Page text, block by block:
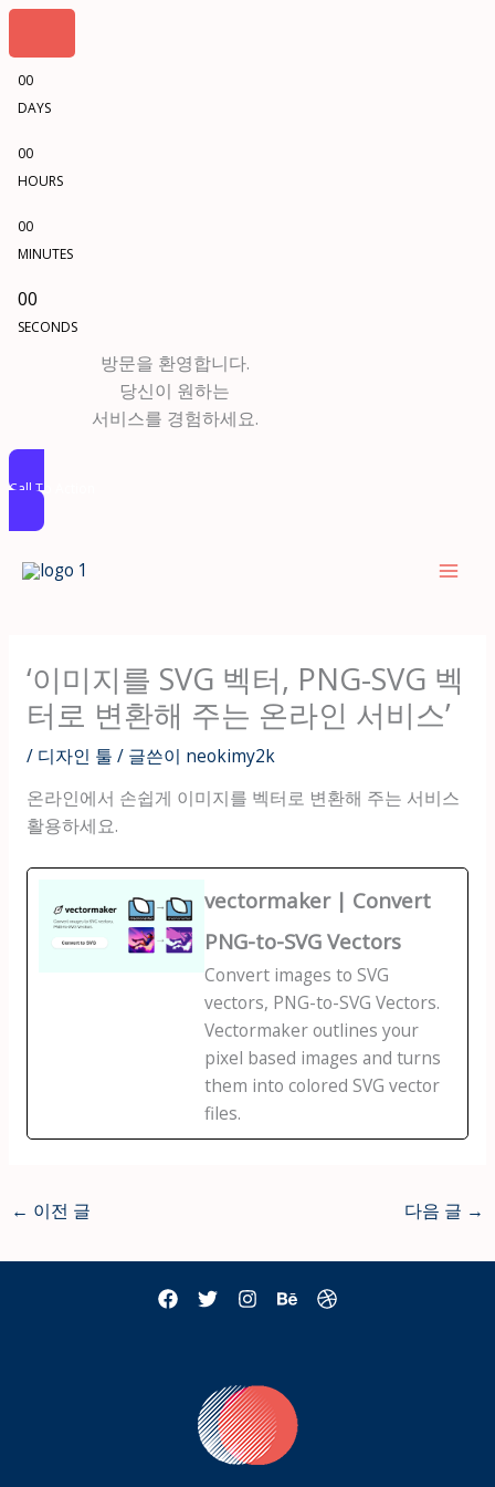
00
DAYS
00
HOURS
00
MINUTES
00
SECONDS
방문을 환영합니다.
당신이 원하는
서비스를 경험하세요.
Call To Action
‘이미지를 SVG 벡터, PNG-SVG 벡
터로 변환해 주는 온라인 서비스’
/ 디자인 툴 / 글쓴이 neokimy2k
온라인에서 손쉽게 이미지를 벡터로 변환해 주는 서비스
활용하세요.
vectormaker | Convert
PNG-to-SVG Vectors
Convert images to SVG
vectors, PNG-to-SVG Vectors.
Vectormaker outlines your
pixel based images and turns
them into colored SVG vector
files.
← 이전 글 다음 글 →